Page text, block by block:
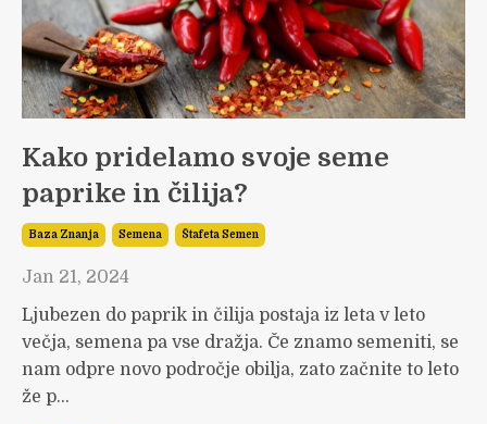
Kako pridelamo svoje seme
paprike in čilija?
Baza Znanja Semena Štafeta Semen
Jan 21, 2024
Ljubezen do paprik in čilija postaja iz leta v leto
večja, semena pa vse dražja. Če znamo semeniti, se
nam odpre novo področje obilja, zato začnite to leto
že p...